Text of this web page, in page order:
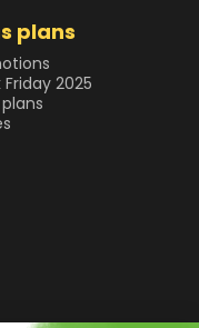
plans
Friday 2025